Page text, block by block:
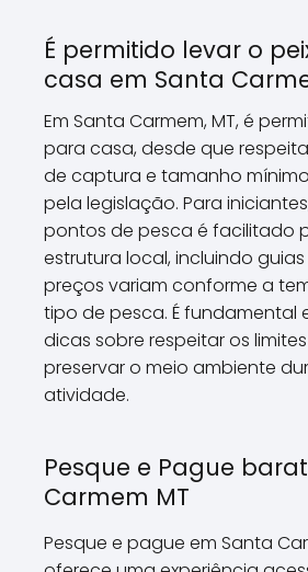
É permitido levar o
casa em Santa
Em Santa Carmem, MT, é
para casa, desde que
de captura e tamanho
pela legislação. Para
pontos de pesca é facilitado
estrutura local, incluindo guias
preços variam conforme a
tipo de pesca. É fundamental
dicas sobre respeitar os
preservar o meio ambiente
atividade.
Pesque e Pague
Carmem MT
Pesque e pague em Santa